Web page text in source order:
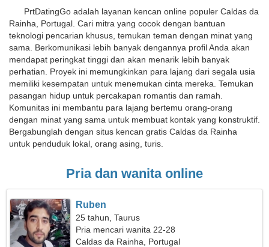
PrtDatingGo adalah layanan kencan online populer Caldas da
Rainha, Portugal. Cari mitra yang cocok dengan bantuan
teknologi pencarian khusus, temukan teman dengan minat yang
sama. Berkomunikasi lebih banyak dengannya profil Anda akan
mendapat peringkat tinggi dan akan menarik lebih banyak
perhatian. Proyek ini memungkinkan para lajang dari segala usia
memiliki kesempatan untuk menemukan cinta mereka. Temukan
pasangan hidup untuk percakapan romantis dan ramah.
Komunitas ini membantu para lajang bertemu orang-orang
dengan minat yang sama untuk membuat kontak yang konstruktif.
Bergabunglah dengan situs kencan gratis Caldas da Rainha
untuk penduduk lokal, orang asing, turis.
Pria dan wanita online
Ruben
25 tahun, Taurus
Pria mencari wanita 22-28
Caldas da Rainha, Portugal